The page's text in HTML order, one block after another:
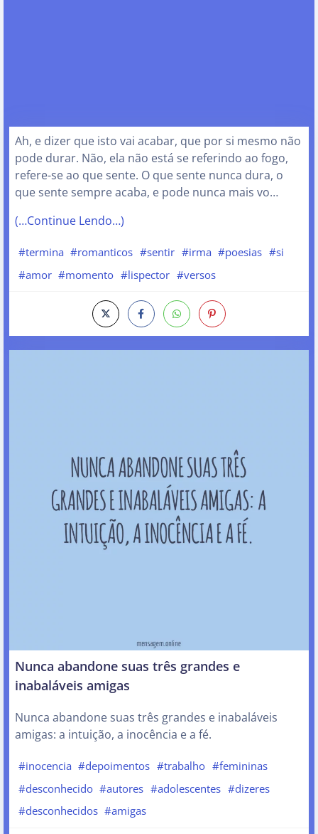
Ah, e dizer que isto vai acabar, que por si mesmo não
pode durar. Não, ela não está se referindo ao fogo,
refere-se ao que sente. O que sente nunca dura, o
que sente sempre acaba, e pode nunca mais vo…
(…Continue Lendo…)
#termina #romanticos #sentir #irma #poesias #si
#amor #momento #lispector #versos
Nunca abandone suas três grandes e
inabaláveis amigas
Nunca abandone suas três grandes e inabaláveis
amigas: a intuição, a inocência e a fé.
#inocencia #depoimentos #trabalho #femininas
#desconhecido #autores #adolescentes #dizeres
#desconhecidos #amigas